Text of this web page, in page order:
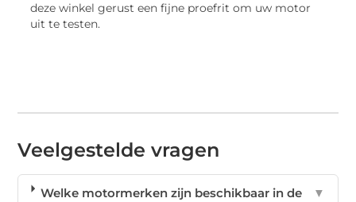
deze winkel gerust een fijne proefrit om uw motor
uit te testen.
Veelgestelde vragen
Welke motormerken zijn beschikbaar in de
▼